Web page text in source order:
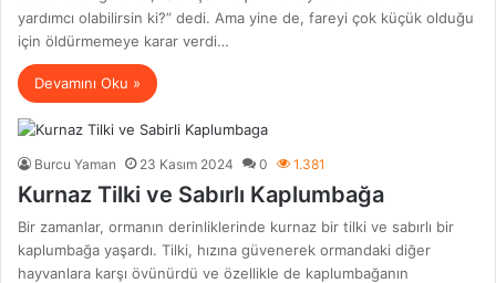
yardımcı olabilirsin ki?” dedi. Ama yine de, fareyi çok küçük olduğu
için öldürmemeye karar verdi…
Devamını Oku »
Burcu Yaman 23 Kasım 2024 0 1.381
Kurnaz Tilki ve Sabırlı Kaplumbağa
Bir zamanlar, ormanın derinliklerinde kurnaz bir tilki ve sabırlı bir
kaplumbağa yaşardı. Tilki, hızına güvenerek ormandaki diğer
hayvanlara karşı övünürdü ve özellikle de kaplumbağanın